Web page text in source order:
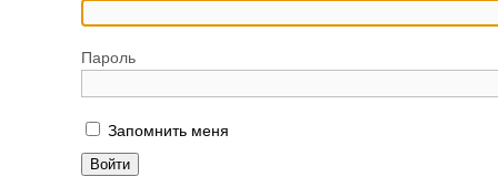
Пароль
Запомнить меня